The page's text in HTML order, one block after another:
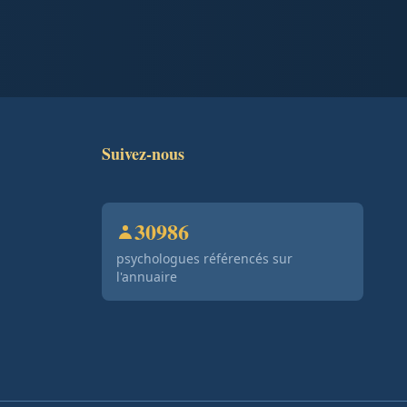
Suivez-nous
30986
psychologues référencés sur
l'annuaire